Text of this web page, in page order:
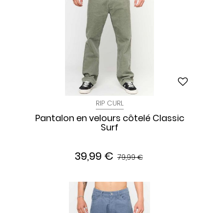
RIP CURL
Pantalon en velours côtelé Classic
Surf
39,99 € 79,99 €